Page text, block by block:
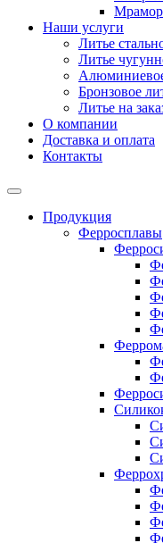
Наши услуги
Литье
Литье
Бронзовое
Литье на
О компании
Доставка и оплата
Контакты
Продукция
Ферросплавы